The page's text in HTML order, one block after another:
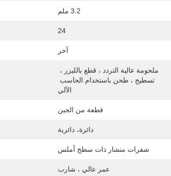
3.2 ملم
24
آخر
الآلي
قطعة من الجبن
دائرة، دائرية
شفرات منشار ذات سطح أملس
عمر عالي ، شارب